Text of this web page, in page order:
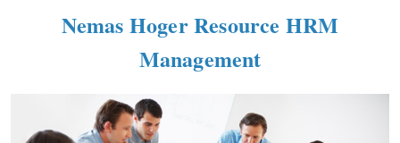
Nemas Hoger Resource HRM
Management